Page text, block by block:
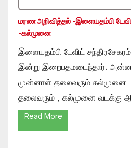
மரண அறிவித்தல் -இளையதம்பி
-கல்முனை
இளையதம்பி டேவிட்
இன்று இறைபதமடைந்தார்.
முன்னாள் தலைவரும் கல்முனை
தலைவரும் , கல்முனை வடக்கு
Read More